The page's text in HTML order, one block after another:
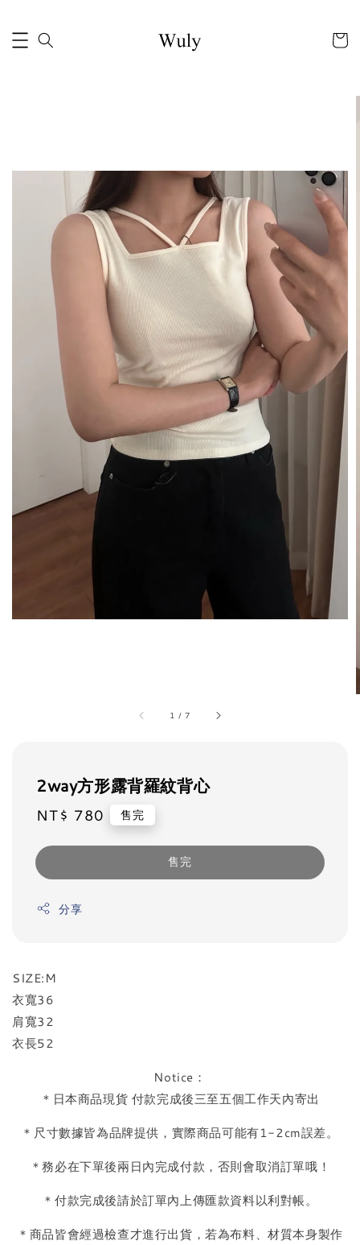
1 /7
2way方形露背羅紋背心
Regular
NT$ 780 售完
售完
分享
SIZE:M
衣寬36
肩寬32
衣長52
Notice：
＊日本商品現貨 付款完成後三至五個工作天內寄出
＊尺寸數據皆為品牌提供，實際商品可能有1-2cm誤差。
＊務必在下單後兩日內完成付款，否則會取消訂單哦！
＊付款完成後請於訂單內上傳匯款資料以利對帳。
＊商品皆會經過檢查才進行出貨，若為布料、材質本身製作